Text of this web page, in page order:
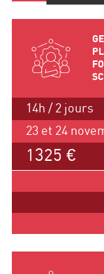
14h / 2 jours
23 et 24
1325 €